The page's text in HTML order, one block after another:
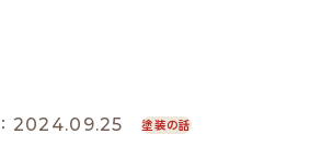
2024.09.25 塗装の話